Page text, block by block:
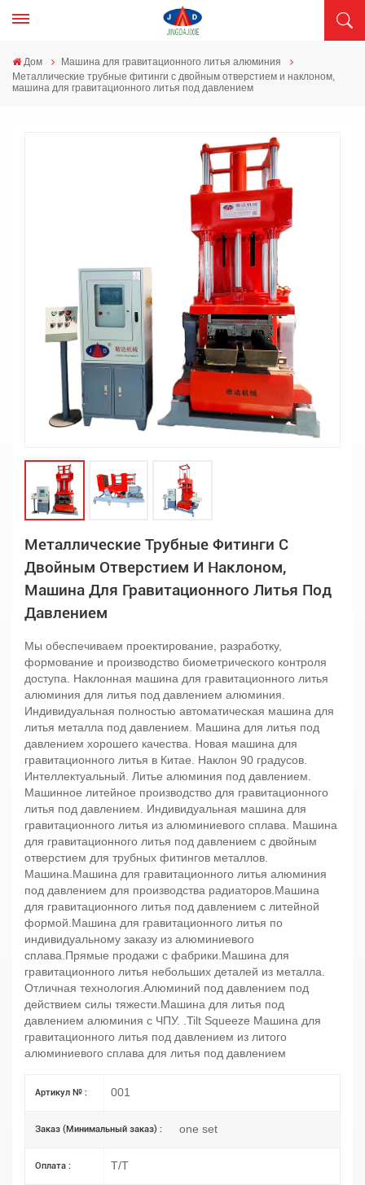
Дом
Машина для гравитационного литья алюминия
Металлические трубные фитинги с двойным отверстием и наклоном,
машина для гравитационного литья под давлением
Металлические Трубные Фитинги С
Двойным Отверстием И Наклоном,
Машина Для Гравитационного Литья Под
Давлением
Мы обеспечиваем проектирование, разработку,
формование и производство биометрического контроля
доступа. Наклонная машина для гравитационного литья
алюминия для литья под давлением алюминия.
Индивидуальная полностью автоматическая машина для
литья металла под давлением. Машина для литья под
давлением хорошего качества. Новая машина для
гравитационного литья в Китае. Наклон 90 градусов.
Интеллектуальный. Литье алюминия под давлением.
Машинное литейное производство для гравитационного
литья под давлением. Индивидуальная машина для
гравитационного литья из алюминиевого сплава. Машина
для гравитационного литья под давлением с двойным
отверстием для трубных фитингов металлов.
Машина.Машина для гравитационного литья алюминия
под давлением для производства радиаторов.Машина
для гравитационного литья под давлением с литейной
формой.Машина для гравитационного литья по
индивидуальному заказу из алюминиевого
сплава.Прямые продажи с фабрики.Машина для
гравитационного литья небольших деталей из металла.
Отличная технология.Алюминий под давлением под
действием силы тяжести.Машина для литья под
давлением алюминия с ЧПУ. .Tilt Squeeze Машина для
гравитационного литья под давлением из литого
алюминиевого сплава для литья под давлением
Артикул № : 001
Заказ (Минимальный заказ) : one set
Оплата : T/T